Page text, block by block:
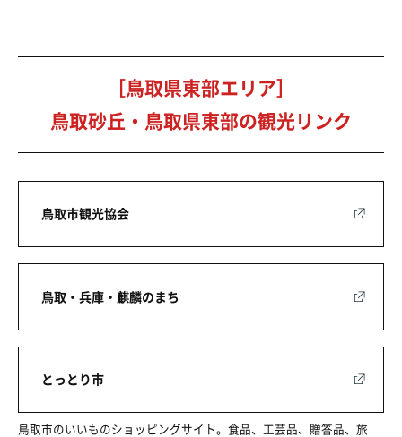
［鳥取県東部エリア］
鳥取砂丘・鳥取県東部の観光リンク
鳥取市観光協会
鳥取・兵庫・麒麟のまち
とっとり市
鳥取市のいいものショッピングサイト。食品、工芸品、贈答品、旅